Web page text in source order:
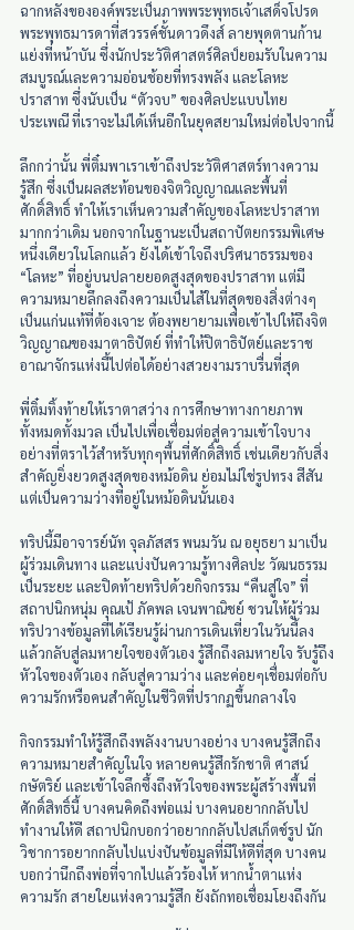
ฉากหลังขององค์พระเป็นภาพพระพุทธเจ้าเสด็จโปรด
พระพุทธมารดาที่สวรรค์ชั้นดาวดึงส์ ลายพุดตานก้าน
แย่งที่หน้าบัน ซึ่งนักประวัติศาสตร์ศิลป์ยอมรับในความ
สมบูรณ์และความอ่อนช้อยที่ทรงพลัง และโลหะ
ปราสาท ซึ่งนับเป็น “ตัวจบ” ของศิลปะแบบไทย
ประเพณี ที่เราจะไม่ได้เห็นอีกในยุคสยามใหม่ต่อไปจากนี้
ลึกกว่านั้น พี่ติ๋มพาเราเข้าถึงประวัติศาสตร์ทางความ
รู้สึก ซึ่งเป็นผลสะท้อนของจิตวิญญาณและพื้นที่
ศักดิ์สิทธิ์ ทำให้เราเห็นความสำคัญของโลหะปราสาท
มากกว่าเดิม นอกจากในฐานะเป็นสถาปัตยกรรมพิเศษ
หนึ่งเดียวในโลกแล้ว ยังได้เข้าใจถึงปริศนาธรรมของ
“โลหะ” ที่อยู่บนปลายยอดสูงสุดของปราสาท แต่มี
ความหมายลึกลงถึงความเป็นไส้ในที่สุดของสิ่งต่างๆ
เป็นแก่นแท้ที่ต้องเจาะ ต้องพยายามเพื่อเข้าไปให้ถึงจิต
วิญญาณของมาตาธิปัตย์ ที่ทำให้ปิตาธิปัตย์และราช
อาณาจักรแห่งนี้ไปต่อได้อย่างสวยงามราบรื่นที่สุด
พี่ติ๋มทิ้งท้ายให้เราตาสว่าง การศึกษาทางกายภาพ
ทั้งหมดทั้งมวล เป็นไปเพื่อเชื่อมต่อสู่ความเข้าใจบาง
อย่างที่ตราไว้สำหรับทุกๆพื้นที่ศักดิ์สิทธิ์ เช่นเดียวกับสิ่ง
สำคัญยิ่งยวดสูงสุดของหม้อดิน ย่อมไม่ใช่รูปทรง สีสัน
แต่เป็นความว่างที่อยู่ในหม้อดินนั้นเอง
ทริปนี้มีอาจารย์นัท จุลภัสสร พนมวัน ณ อยุธยา มาเป็น
ผู้ร่วมเดินทาง และแบ่งปันความรู้ทางศิลปะ วัฒนธรรม
เป็นระยะ และปิดท้ายทริปด้วยกิจกรรม “คืนสู่ใจ” ที่
สถาปนิกหนุ่ม คุณเป้ ภัคพล เจนพาณิชย์ ชวนให้ผู้ร่วม
ทริปวางข้อมูลที่ได้เรียนรู้ผ่านการเดินเที่ยวในวันนี้ลง
แล้วกลับสู่ลมหายใจของตัวเอง รู้สึกถึงลมหายใจ รับรู้ถึง
หัวใจของตัวเอง กลับสู่ความว่าง และค่อยๆเชื่อมต่อกับ
ความรักหรือคนสำคัญในชีวิตที่ปรากฏขึ้นกลางใจ
กิจกรรมทำให้รู้สึกถึงพลังงานบางอย่าง บางคนรู้สึกถึง
ความหมายสำคัญในใจ หลายคนรู้สึกรักชาติ ศาสน์
กษัตริย์ และเข้าใจลึกซึ้งถึงหัวใจของพระผู้สร้างพื้นที่
ศักดิ์สิทธิ์นี้ บางคนคิดถึงพ่อแม่ บางคนอยากกลับไป
ทำงานให้ดี สถาปนิกบอกว่าอยากกลับไปสเก็ตช์รูป นัก
วิชาการอยากกลับไปแบ่งปันข้อมูลที่มีให้ดีที่สุด บางคน
บอกว่านึกถึงพ่อที่จากไปแล้วร้องไห้ หากน้ำตาแห่ง
ความรัก สายใยแห่งความรู้สึก ยังถักทอเชื่อมโยงถึงกัน